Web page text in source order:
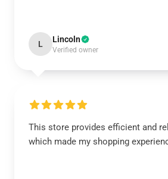
L Lincoln
Verified owner
This store provides efficient and
which made my shopping